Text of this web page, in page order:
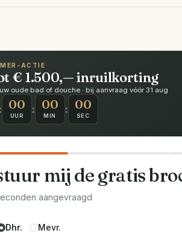
ACTIE
€ 1.500,— inruilkorting
oude bad of douche · bij aanvraag vóór 31 aug
: 00
UUR
: 00
MIN
: 00
SEC
mij de gratis
aangevraagd
Dhr. Mevr.